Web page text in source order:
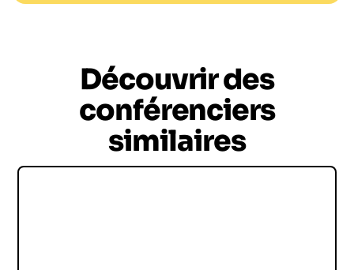
Découvrir des
conférenciers
similaires